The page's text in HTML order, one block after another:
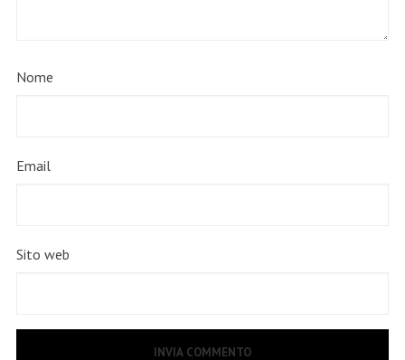
Nome
Email
Sito web